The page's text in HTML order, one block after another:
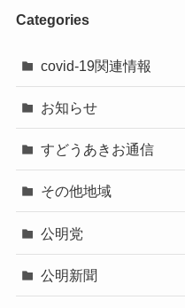
Categories
covid-19関連情報
お知らせ
すどうあきお通信
その他地域
公明党
公明新聞